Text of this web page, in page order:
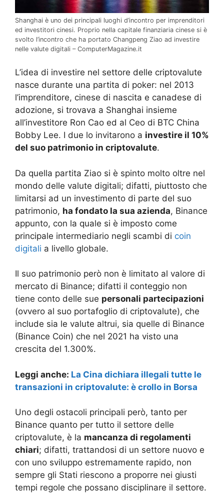
Shanghai è uno dei principali luoghi d’incontro per imprenditori
ed investitori cinesi. Proprio nella capitale finanziaria cinese si è
svolto l’incontro che ha portato Changpeng Ziao ad investire
nelle valute digitali – ComputerMagazine.it
L’idea di investire nel settore delle criptovalute
nasce durante una partita di poker: nel 2013
l’imprenditore, cinese di nascita e canadese di
adozione, si trovava a Shanghai insieme
all’investitore Ron Cao ed al Ceo di BTC China
Bobby Lee. I due lo invitarono a investire il 10%
del suo patrimonio in criptovalute.
Da quella partita Ziao si è spinto molto oltre nel
mondo delle valute digitali; difatti, piuttosto che
limitarsi ad un investimento di parte del suo
patrimonio, ha fondato la sua azienda, Binance
appunto, con la quale si è imposto come
principale intermediario negli scambi di coin
digitali a livello globale.
Il suo patrimonio però non è limitato al valore di
mercato di Binance; difatti il conteggio non
tiene conto delle sue personali partecipazioni
(ovvero al suo portafoglio di criptovalute), che
include sia le valute altrui, sia quelle di Binance
(Binance Coin) che nel 2021 ha visto una
crescita del 1.300%.
Leggi anche: La Cina dichiara illegali tutte le
transazioni in criptovalute: è crollo in Borsa
Uno degli ostacoli principali però, tanto per
Binance quanto per tutto il settore delle
criptovalute, è la mancanza di regolamenti
chiari; difatti, trattandosi di un settore nuovo e
con uno sviluppo estremamente rapido, non
sempre gli Stati riescono a proporre nei giusti
tempi regole che possano disciplinare il settore.